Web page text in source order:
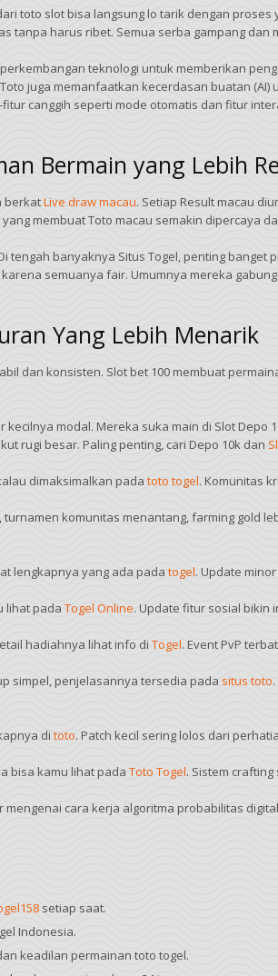
toto slot bisa langsung lo tarik dengan proses
tanpa harus ribet. Semua serba gampang
teknologi untuk memberikan
juga memanfaatkan kecerdasan buatan
canggih seperti mode otomatis dan fitur
Bermain yang Lebih
berkatLive draw macau. Setiap Result macau
membuat Toto macau semakin dipercaya
banyaknya Situs Togel, penting
semuanya fair. Umumnya mereka
Yang Lebih Menarik
dan konsisten. Slot bet 100 membuat
modal. Mereka suka main di Slot
rugi besar. Paling penting, cari Depo 10k dan
dimaksimalkan pada toto togel. Komunitas
komunitas menantang, farming gold
lengkapnya yang ada padatogel. Update
lihat pada Togel Online. Update fitur sosial bikin
hadiahnya lihat info di Togel. Event PvP
simpel, penjelasannya tersedia pada situs toto
di toto. Patch kecil sering lolos dari
bisa kamu lihat pada Toto Togel. Sistem
cara kerja algoritma probabilitas
setiap saat.
Indonesia.
keadilan permainan toto togel.